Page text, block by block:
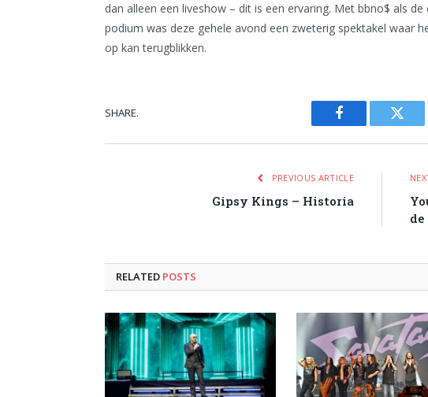
dan alleen een liveshow – dit is een ervaring. Met bbno$ als
podium was deze gehele avond een zweterig spektakel waar
op kan terugblikken.
SHARE.
Facebook
PREVIOUS ARTICLE
Gipsy Kings – Historia
RELATED POSTS